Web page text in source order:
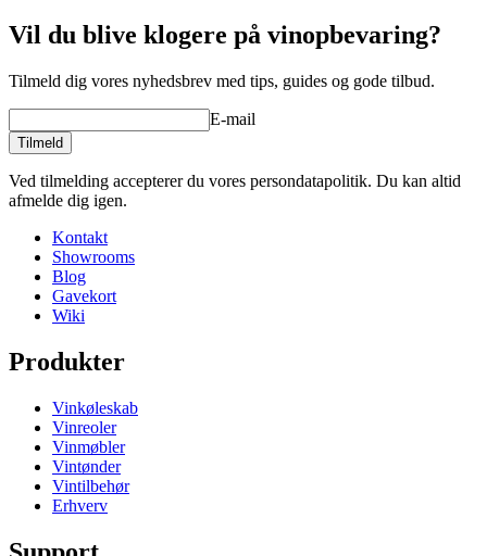
Vil du blive klogere på vinopbevaring?
Tilmeld dig vores nyhedsbrev med tips, guides og gode tilbud.
E-mail
Tilmeld
Ved tilmelding accepterer du vores persondatapolitik. Du kan altid
afmelde dig igen.
Kontakt
Showrooms
Blog
Gavekort
Wiki
Produkter
Vinkøleskab
Vinreoler
Vinmøbler
Vintønder
Vintilbehør
Erhverv